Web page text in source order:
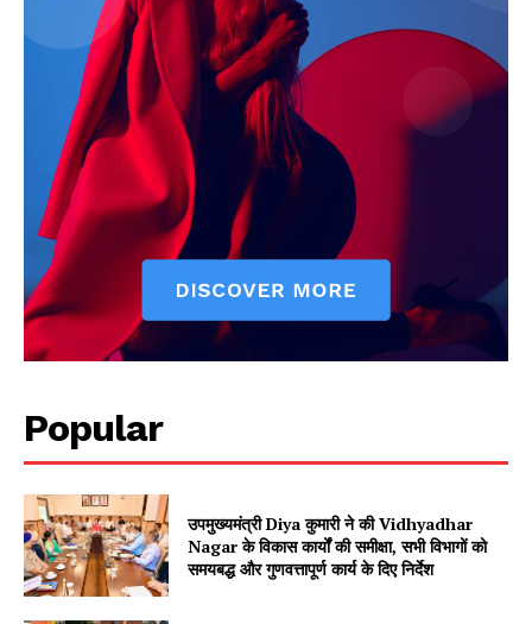
Popular
उपमुख्यमंत्री Diya कुमारी ने की Vidhyadhar
Nagar के विकास कार्यों की समीक्षा, सभी विभागों को
समयबद्ध और गुणवत्तापूर्ण कार्य के दिए निर्देश